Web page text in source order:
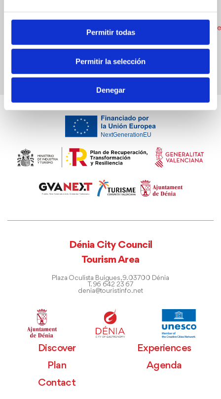
Permitir todas
Permitir la selección
Denegar
Asociación de Promotores Turísticos
Paradís
Local Cuisine
Dénia City Council
Tourism Area
Plaza Oculista Buigues, 9. 03700 Dénia
T. 96 642 23 67
denia@touristinfo.net
Discover
Experiences
Plan
Agenda
Contact